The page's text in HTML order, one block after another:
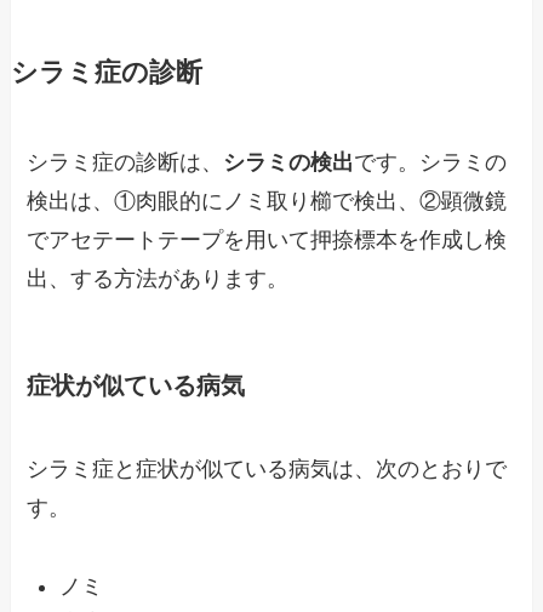
シラミ症の診断
シラミ症の診断は、 シラミの検出です。シラミの
検出は、①肉眼的にノミ取り櫛で検出、②顕微鏡
でアセテートテープを用いて押捺標本を作成し検
出、する方法があります。
症状が似ている病気
シラミ症と症状が似ている病気は、次のとおりで
す。
ノミ